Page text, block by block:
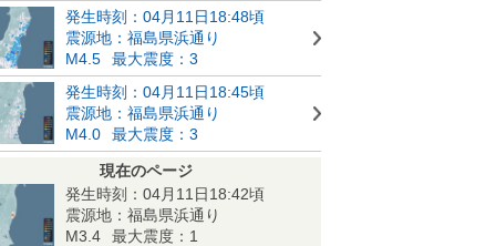
発生時刻：04月11日18:48頃
震源地：福島県浜通り
M4.5
最大震度：3
発生時刻：04月11日18:45頃
震源地：福島県浜通り
M4.0
最大震度：3
現在のページ
発生時刻：04月11日18:42頃
震源地：福島県浜通り
M3.4
最大震度：1